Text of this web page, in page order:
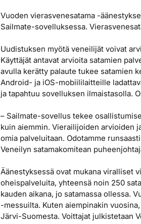
Vuoden vierasvenesatama -
Sailmate-sovelluksessa.
Uudistuksen myötä veneilijät voivat
Käyttäjät antavat arvioita satamien
avulla kerätty palaute tukee satamien
Android- ja iOS-mobiililaitteille
ja tapahtuu sovelluksen ilmaistasolla.
– Sailmate-sovellus tekee
kuin aiemmin. Vierailijoiden arvioiden
omia palveluitaan. Odotamme
Veneilyn satamakomitean
Äänestyksessä ovat mukana viralliset
oheispalveluita, yhteensä noin 250
kauden aikana, jo satamassa ollessa.
-messuilta. Kuten aiempinakin
Järvi-Suomesta. Voittajat julkistetaan